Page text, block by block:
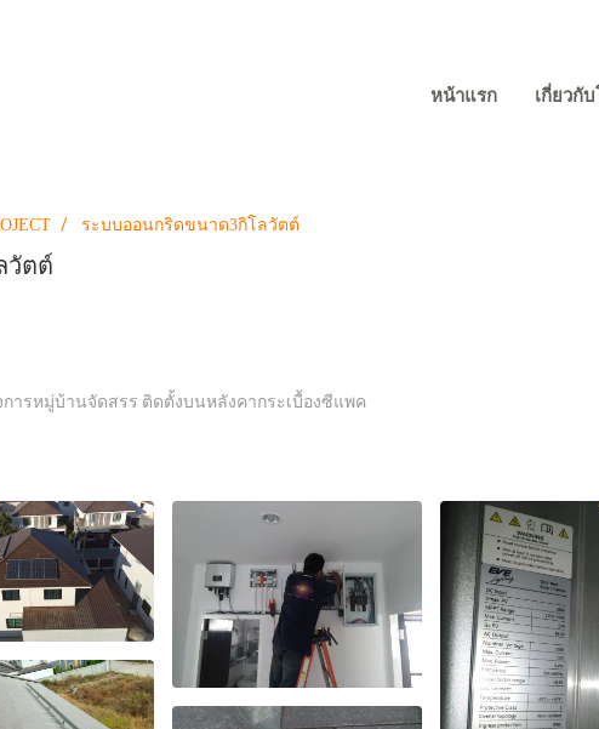
หน้าแรก เกี่ยวกั
ระบบออนกริดขนาด3กิโลวัตต์
วัตต์
ารหมู่บ้านจัดสรร ติดตั้งบนหลังคากระเบื้องซีแพค